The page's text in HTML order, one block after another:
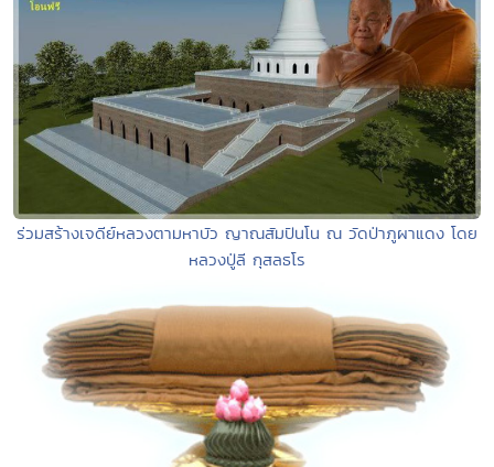
ร่วมสร้างเจดีย์หลวงตามหาบัว ญาณสัมปันโน ณ วัดป่าภูผาแดง โดย
หลวงปู่ลี กุสลธโร